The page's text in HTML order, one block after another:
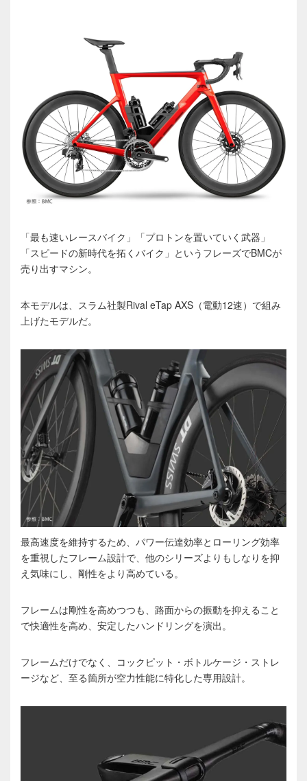
「最も速いレースバイク」「プロトンを置いていく武器」
「スピードの新時代を拓くバイク」というフレーズでBMCが
売り出すマシン。
本モデルは、スラム社製Rival eTap AXS（電動12速）で組み
上げたモデルだ。
最高速度を維持するため、パワー伝達効率とローリング効率
を重視したフレーム設計で、他のシリーズよりもしなりを抑
え気味にし、剛性をより高めている。
フレームは剛性を高めつつも、路面からの振動を抑えること
で快適性を高め、安定したハンドリングを演出。
フレームだけでなく、コックピット・ボトルケージ・ストレ
ージなど、至る箇所が空力性能に特化した専用設計。